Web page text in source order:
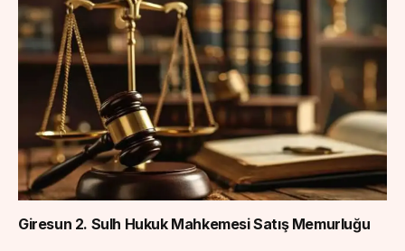
Giresun 2. Sulh Hukuk Mahkemesi Satış Memurluğu